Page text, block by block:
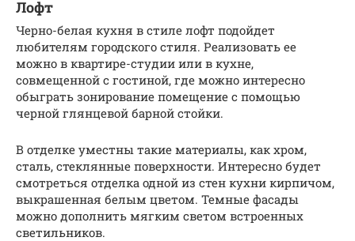
Лофт
Черно-белая кухня в стиле лофт подойдет
любителям городского стиля. Реализовать ее
можно в квартире-студии или в кухне,
совмещенной с гостиной, где можно интересно
обыграть зонирование помещение с помощью
черной глянцевой барной стойки.
В отделке уместны такие материалы, как хром,
сталь, стеклянные поверхности. Интересно будет
смотреться отделка одной из стен кухни кирпичом,
выкрашенная белым цветом. Темные фасады
можно дополнить мягким светом встроенных
светильников.